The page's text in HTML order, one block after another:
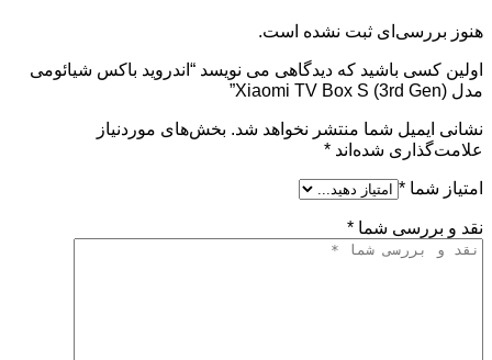
هنوز بررسی‌ای ثبت نشده است.
اولین کسی باشید که دیدگاهی می نویسد “اندروید باکس شیائومی
مدل Xiaomi TV Box S (3rd Gen)”
نشانی ایمیل شما منتشر نخواهد شد. بخش‌های موردنیاز
علامت‌گذاری شده‌اند *
امتیاز شما *
نقد و بررسی شما *